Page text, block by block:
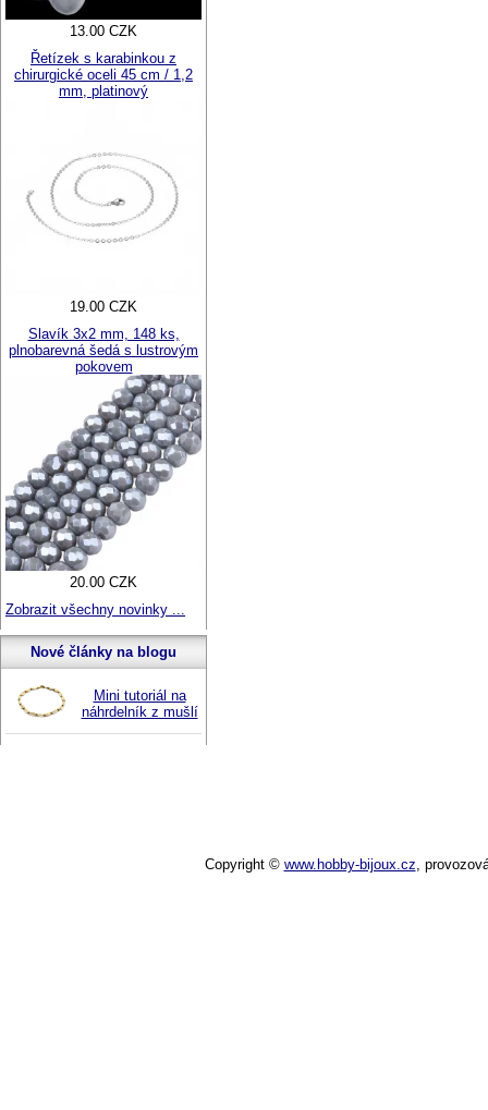
13.00 CZK
Řetízek s karabinkou z
chirurgické oceli 45 cm / 1,2
mm, platinový
19.00 CZK
Slavík 3x2 mm, 148 ks,
plnobarevná šedá s lustrovým
pokovem
20.00 CZK
Zobrazit všechny novinky ...
Nové články na blogu
Mini tutoriál na
náhrdelník z mušlí
Copyright © www.hobby-bijoux.cz